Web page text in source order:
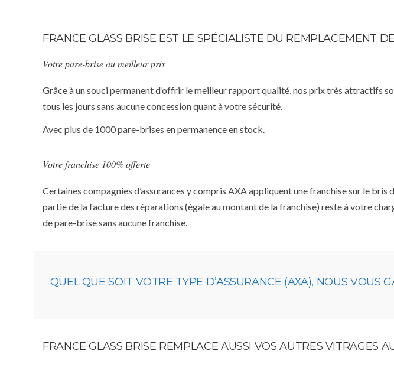
FRANCE GLASS BRISE EST LE SPÉCIALISTE DU REMPLACEMENT
Votre pare-brise au meilleur prix
Grâce à un souci permanent d’offrir le meilleur rapport qualité, nos prix très attractifs
tous les jours sans aucune concession quant à votre sécurité.
Avec plus de 1000 pare-brises en permanence en stock.
Votre franchise 100% offerte
Certaines compagnies d’assurances y compris AXA appliquent une franchise sur le bris
partie de la facture des réparations (égale au montant de la franchise) reste à votre
de pare-brise sans aucune franchise.
QUEL QUE SOIT VOTRE TYPE D’ASSURANCE (AXA), NOUS VOUS
FRANCE GLASS BRISE REMPLACE AUSSI VOS AUTRES VITRAGES